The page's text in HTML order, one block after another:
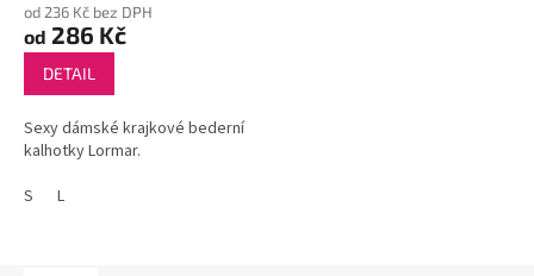
od 236 Kč bez DPH
od 286 Kč
DETAIL
Sexy dámské krajkové bederní
kalhotky Lormar.
S
L